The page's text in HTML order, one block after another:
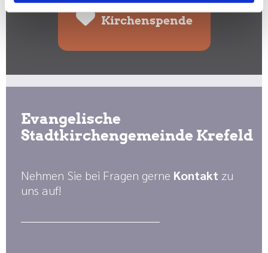
Kirchenspende
Evangelische
Stadtkirchengemeinde Krefeld
Nehmen Sie bei Fragen gerne Kontakt zu
uns auf!